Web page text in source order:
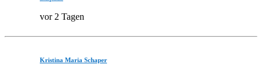
vor 2 Tagen
Kristina Maria Schaper